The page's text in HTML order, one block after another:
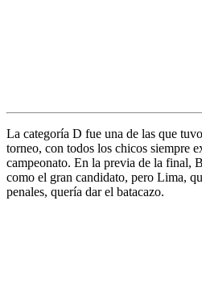
La categoría D fue una de las que
torneo, con todos los chicos siempre
campeonato. En la previa de la final,
como el gran candidato, pero Lima,
penales, quería dar el batacazo.